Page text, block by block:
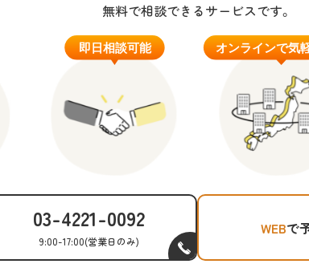
無料で相談できるサービスです。
03-4221-0092
9:00-17:00(営業日のみ)
WEBで